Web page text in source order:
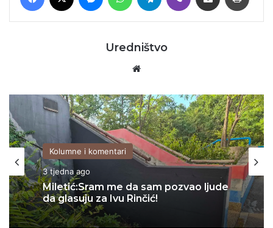
Uredništvo
Kolumne i komentari
3 tjedna ago
Kolumne i komentari
06/07/2026
Za Sedlarov ‘Vukovar’ nula, a ‘Svadbi’
stotine tisuća eura?